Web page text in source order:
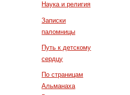
Наука и религия
Записки
паломницы
Путь к детскому
сердцу
По страницам
Альманаха